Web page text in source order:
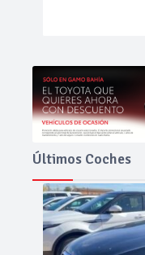
Últimos Coches